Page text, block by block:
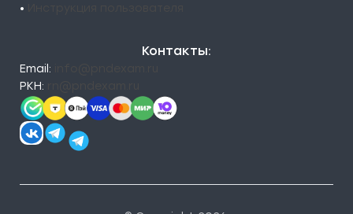
•
Контакты:
Email:
РКН: